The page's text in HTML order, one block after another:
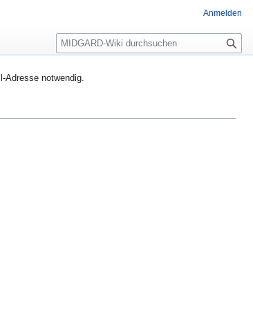
Adresse notwendig.
Anmelden
S
u
h